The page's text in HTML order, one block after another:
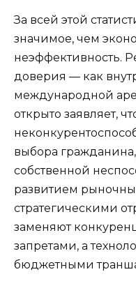
За всей этой
значимое, чем
неэффективность.
доверия — как
международной
открыто заявляет,
выбора
собственной
развитием
стратегическими
заменяют
запретами, а
бюджетными